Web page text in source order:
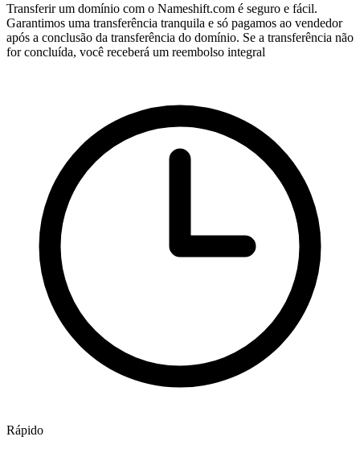
Transferir um domínio com o Nameshift.com é seguro e fácil.
Garantimos uma transferência tranquila e só pagamos ao vendedor
após a conclusão da transferência do domínio. Se a transferência não
for concluída, você receberá um reembolso integral
Rápido